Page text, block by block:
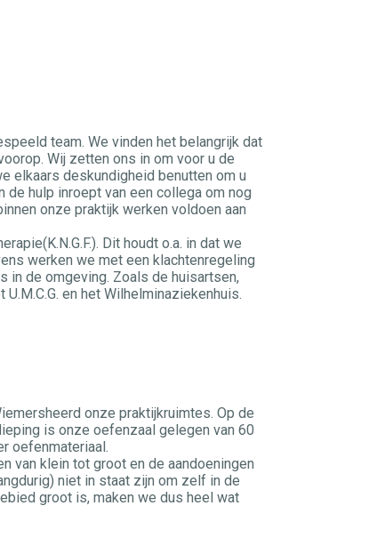
team. We vinden het belangrijk dat
Wij zetten ons in om voor u de
elkaars deskundigheid benutten om u
hulp inroept van een collega om nog
onze praktijk werken voldoen aan
Dit houdt o.a. in dat we
werken we met een klachtenregeling
in de omgeving. Zoals de huisartsen,
en het Wilhelminaziekenhuis.
onze praktijkruimtes. Op de
is onze oefenzaal gelegen van 60
oefenmateriaal.
van klein tot groot en de aandoeningen
niet in staat zijn om zelf in de
groot is, maken we dus heel wat